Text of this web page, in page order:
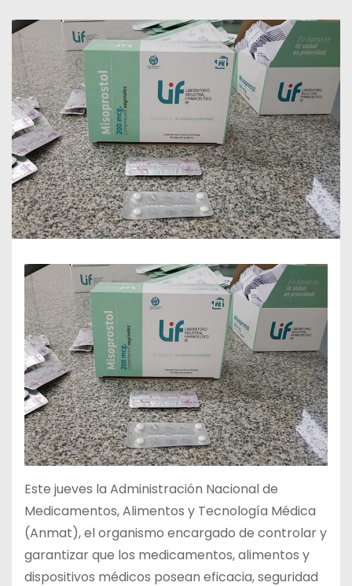
Este jueves la Administración Nacional de
Medicamentos, Alimentos y Tecnología Médica
(Anmat), el organismo encargado de controlar y
garantizar que los medicamentos, alimentos y
dispositivos médicos posean eficacia, seguridad